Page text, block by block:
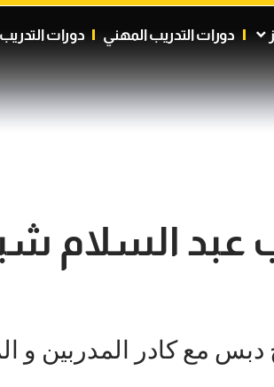
دورات التدريب المهني دورات التدريب
عبد السلام
مع كادر المدربين و